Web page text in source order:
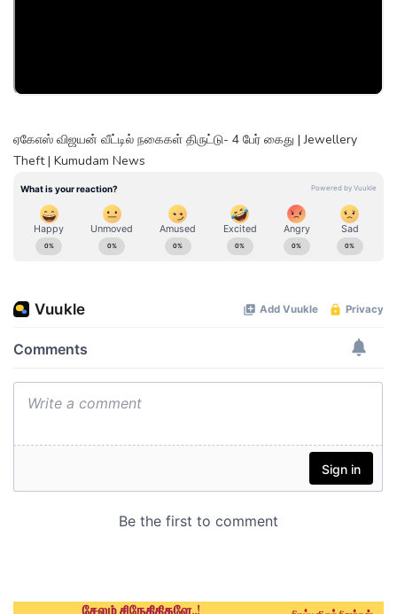
ஏகேஎஸ் விஜயன் வீட்டில் நகைகள் திருட்டு- 4 பேர் கைது | Jewellery
Theft | Kumudam News